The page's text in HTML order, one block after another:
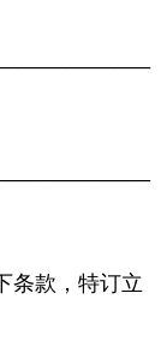
条款，特订立